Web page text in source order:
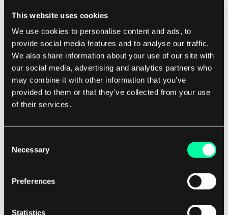
This website uses cookies
We use cookies to personalise content and ads, to
provide social media features and to analyse our traffic.
We also share information about your use of our site with
our social media, advertising and analytics partners who
may combine it with other information that you’ve
provided to them or that they’ve collected from your use
of their services.
Selection
Necessary
Preferences
Statistics
do budowania aplikacji mobilnych na różne
platformy. Te narzędzia ułatwiają budowanie
złożonych, bogatych w funkcje aplikacji, które są
zarówno responsywne, jak i skalowalne.
Ogólnie rzecz biorąc, React oferuje nowoczesne,
efektywne i elastyczne podejście do budowania
oparta na komponentach, wdrożenie wirtualnego
rozbudowany ekosystem narzędzi i bibliotek
deweloperów do tworzenia wysokiej jakości,